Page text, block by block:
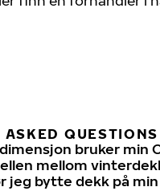
ASKED QUESTIONS
bruker min
mellom
jeg bytte dekk på